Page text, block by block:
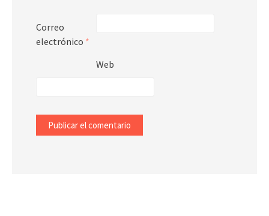
Correo
electrónico *
Web